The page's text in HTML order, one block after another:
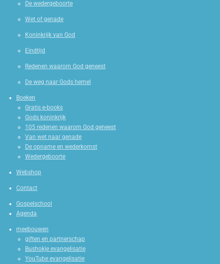
De wedergeboorte
Wet of genade
Koninkrijk van God
Eindtijd
Redenen waarom God geneest
De weg naar Gods hemel
Boeken
Gratis e-books
Gods koninkrijk
105 redenen waarom God geneest
Van wet naar genade
De opname en wederkomst
Wedergeboorte
Webshop
Contact
Gospelschool
Agenda
meebouwen
giften en partnerschap
Bushokje evangelisatie
YouTube evangelisatie